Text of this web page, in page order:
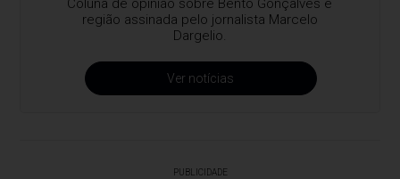
Coluna de opinião sobre Bento Gonçalves e
região assinada pelo jornalista Marcelo
Dargelio.
Ver notícias
PUBLICIDADE